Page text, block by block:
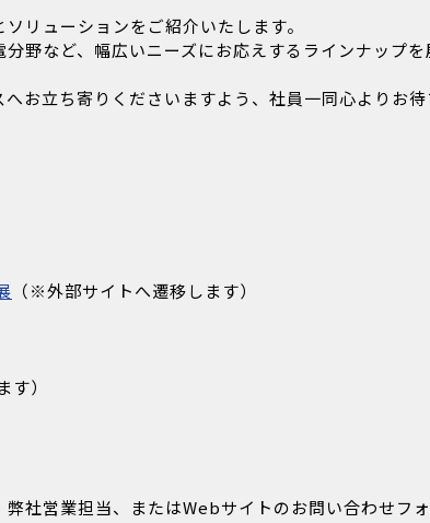
リューションをご紹介いたします。
野など、幅広いニーズにお応えするラインナップを
お立ち寄りくださいますよう、社員一同心よりお待
（※外部サイトへ遷移します）
）
社営業担当、またはWebサイトのお問い合わせフ